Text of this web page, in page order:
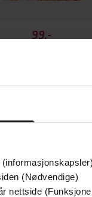
(Nødvendige)
nettside
99,-